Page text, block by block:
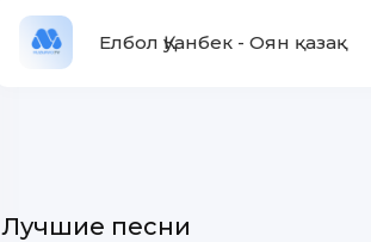
Елбол Қуанбек - Оян қазақ
Лучшие песни